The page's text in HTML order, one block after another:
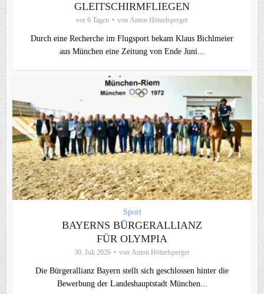
GLEITSCHIRMFLIEGEN
vor 6 Tagen von Anton Hötzelsperger
Durch eine Recherche im Flugsport bekam Klaus Bichlmeier
aus München eine Zeitung von Ende Juni...
Sport
BAYERNS BÜRGERALLIANZ
FÜR OLYMPIA
30. Juli 2026 von Anton Hötzelsperger
Die Bürgerallianz Bayern stellt sich geschlossen hinter die
Bewerbung der Landeshauptstadt München...